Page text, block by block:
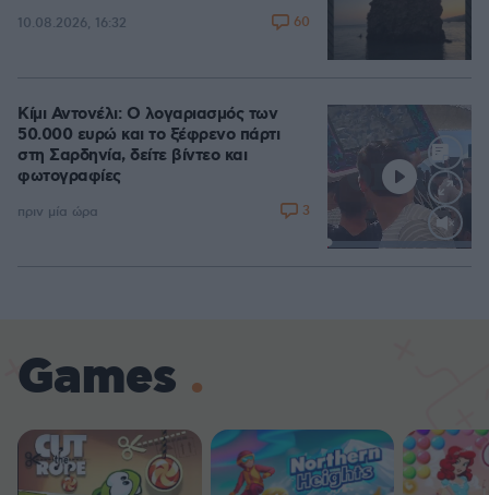
10.08.2026, 16:32 60
Κίμι Αντονέλι: Ο λογαριασμός των
50.000 ευρώ και το ξέφρενο πάρτι
στη Σαρδηνία, δείτε βίντεο και
φωτογραφίες
πριν μία ώρα 3
Games